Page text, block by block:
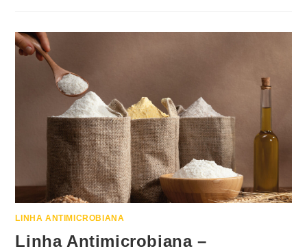
LINHA ANTIMICROBIANA
Linha Antimicrobiana –